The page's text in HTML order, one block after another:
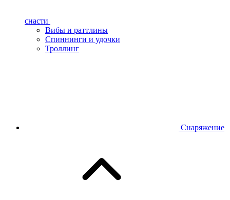
снасти
Вибы и раттлины
Спиннинги и удочки
Троллинг
Снаряжение